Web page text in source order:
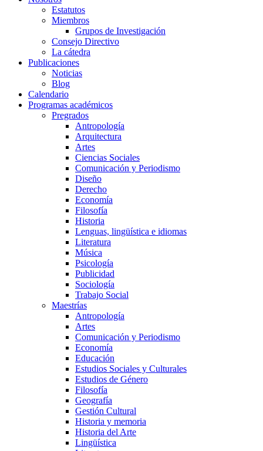
Estatutos
Miembros
Grupos de Investigación
Consejo Directivo
La cátedra
Publicaciones
Noticias
Blog
Calendario
Programas académicos
Pregrados
Antropología
Arquitectura
Artes
Ciencias Sociales
Comunicación y Periodismo
Diseño
Derecho
Economía
Filosofía
Historia
Lenguas, lingüística e idiomas
Literatura
Música
Psicología
Publicidad
Sociología
Trabajo Social
Maestrías
Antropología
Artes
Comunicación y Periodismo
Economía
Educación
Estudios Sociales y Culturales
Estudios de Género
Filosofía
Geografía
Gestión Cultural
Historia y memoria
Historia del Arte
Lingüística